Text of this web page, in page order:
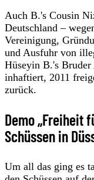
Auch B.'s Cousin
Deutschland –
Vereinigung,
und Ausfuhr von
Hüseyin B.'s
inhaftiert, 2011
zurück.
Demo „Freiheit
Schüssen in
Um all das ging es